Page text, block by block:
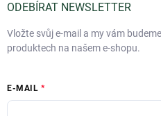
ODEBÍRAT NEWSLETTER
Vložte svůj e-mail a my vám
produktech na našem e-shopu.
E-MAIL